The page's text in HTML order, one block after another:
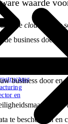
en
waarde
cloud-native
business
te werken met
business door en
te beschermen en